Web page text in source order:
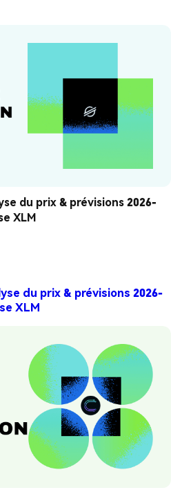
du prix & prévisions 2026-
XLM
du prix & prévisions 2026-
XLM